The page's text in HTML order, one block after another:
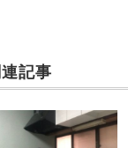
記事